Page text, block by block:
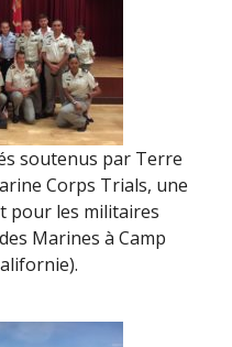
soutenus par Terre
Corps Trials, une
pour les militaires
Marines à Camp